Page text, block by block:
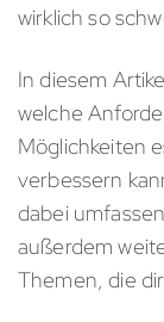
wirklich so
In diesem
welche
Möglichkeiten
verbessern
dabei
außerdem
Themen, die